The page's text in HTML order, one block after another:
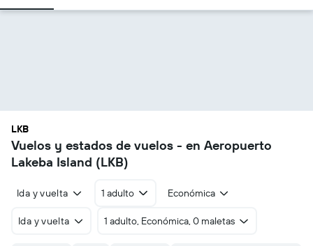
LKB
Vuelos y estados de vuelos - en Aeropuerto
Lakeba Island (LKB)
Ida y vuelta 1 adulto Económica
Ida y vuelta 1 adulto, Económica, 0 maletas